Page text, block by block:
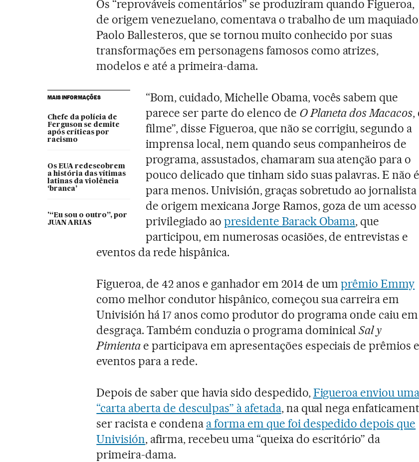
Os “reprováveis comentários” se produziram quando Figueroa,
de origem venezuelano, comentava o trabalho de um
Paolo Ballesteros, que se tornou muito conhecido por suas
transformações em personagens famosos como atrizes,
modelos e até a primeira-dama.
MAIS INFORMAÇÕES
Chefe da polícia de
Ferguson se demite
após críticas por
racismo
Os EUA redescobrem
a história das vítimas
latinas da violência
‘branca’
'“Eu sou o outro”, por
JUAN ARIAS
“Bom, cuidado, Michelle Obama, vocês sabem que
parece ser parte do elenco de O Planeta dos Macacos,
filme”, disse Figueroa, que não se corrigiu, segundo a
imprensa local, nem quando seus companheiros de
programa, assustados, chamaram sua atenção para o
pouco delicado que tinham sido suas palavras. E não é
para menos. Univisión, graças sobretudo ao jornalista
de origem mexicana Jorge Ramos, goza de um acesso
privilegiado ao presidente Barack Obama, que
participou, em numerosas ocasiões, de entrevistas e
eventos da rede hispânica.
Figueroa, de 42 anos e ganhador em 2014 de umprêmio Emmy
como melhor condutor hispânico, começou sua carreira em
Univisión há 17 anos como produtor do programa onde caiu em
desgraça. Também conduzia o programa dominicalSal y
Pimienta e participava em apresentações especiais de prêmios e
eventos para a rede.
Depois de saber que havia sido despedido,Figueroa enviou uma
“carta aberta de desculpas” à afetada, na qual nega
ser racista e condena a forma em que foi despedido depois que
Univisión, afirma, recebeu uma “queixa do escritório” da
primeira-dama.